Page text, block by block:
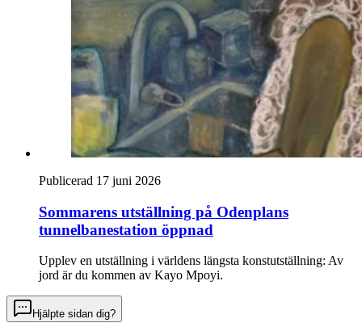
Publicerad 17 juni 2026
Sommarens utställning på Odenplans
tunnelbanestation öppnad
Upplev en utställning i världens längsta konstutställning: Av
jord är du kommen av Kayo Mpoyi.
Hjälpte sidan dig?